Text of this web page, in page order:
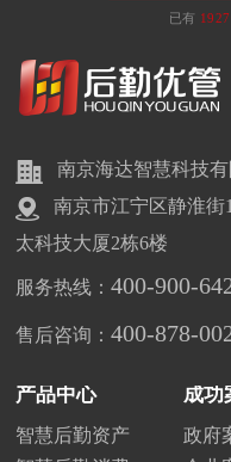
已有
南京海达智慧科技有
南京市江宁区静淮街
太科技大厦2栋6楼
服务热线：400-900-
售后咨询：400-878-
产品中心
智慧后勤资产
成功
政府